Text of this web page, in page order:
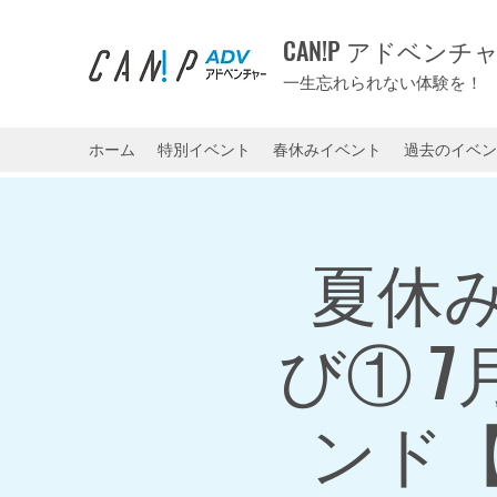
CAN!P アドベンチ
一生忘れられない体験を！
ホーム 特別イベント 春休みイベント 過去のイベ
夏休
び① 7
ンド